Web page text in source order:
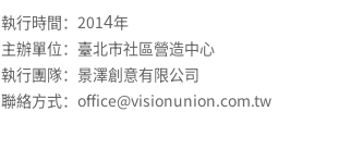
執行時間：201​4年
主辦單位：臺北市社區營造中心
執行團隊：景澤創意有限公司
聯絡方式： office@visionunion.com.tw